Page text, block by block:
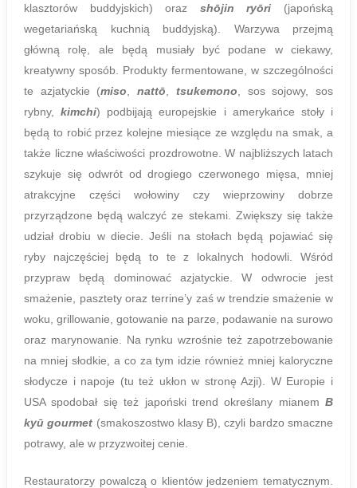
klasztorów buddyjskich) oraz shōjin ryōri
(japońską
wegetariańską kuchnią buddyjską). Warzywa przejmą
główną rolę, ale będą musiały być podane w ciekawy,
kreatywny sposób. Produkty fermentowane, w szczególności
te azjatyckie (miso ,nattō tsukemono , sos sojowy, sos
rybny,kimchi) podbijają europejskie i amerykańce stoły i
będą to robić przez kolejne miesiące ze względu na smak, a
także liczne właściwości prozdrowotne. W najbliższych latach
szykuje się odwrót od drogiego czerwonego mięsa, mniej
atrakcyjne części wołowiny czy wieprzowiny dobrze
przyrządzone będą walczyć ze stekami. Zwiększy się także
udział drobiu w diecie. Jeśli na stołach będą pojawiać się
ryby najczęściej będą to te z lokalnych hodowli. Wśród
przypraw będą dominować azjatyckie. W odwrocie jest
smażenie, pasztety oraz terrine’y zaś w trendzie smażenie w
woku, grillowanie, gotowanie na parze, podawanie na surowo
oraz marynowanie. Na rynku wzrośnie też zapotrzebowanie
na mniej słodkie, a co za tym idzie również mniej kaloryczne
słodycze i napoje (tu też ukłon w stronę Azji). W Europie i
USA spodobał się też japoński trend określany mianem B
kyū gourmet (smakoszostwo klasy B), czyli bardzo smaczne
potrawy, ale w przyzwoitej cenie.
Restauratorzy powalczą o klientów jedzeniem tematycznym.